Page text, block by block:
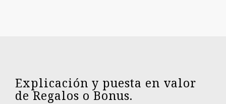
Explicación y puesta en valor
de Regalos o Bonus.